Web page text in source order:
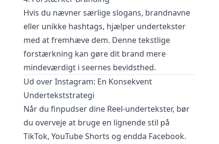
Hvis du nævner særlige slogans, brandnavne
eller unikke hashtags, hjælper undertekster
med at fremhæve dem. Denne tekstlige
forstærkning kan gøre dit brand mere
mindeværdigt i seernes bevidsthed.
Ud over Instagram: En Konsekvent
Undertekststrategi
Når du finpudser dine Reel-undertekster, bør
du overveje at bruge en lignende stil på
TikTok, YouTube Shorts og endda Facebook.